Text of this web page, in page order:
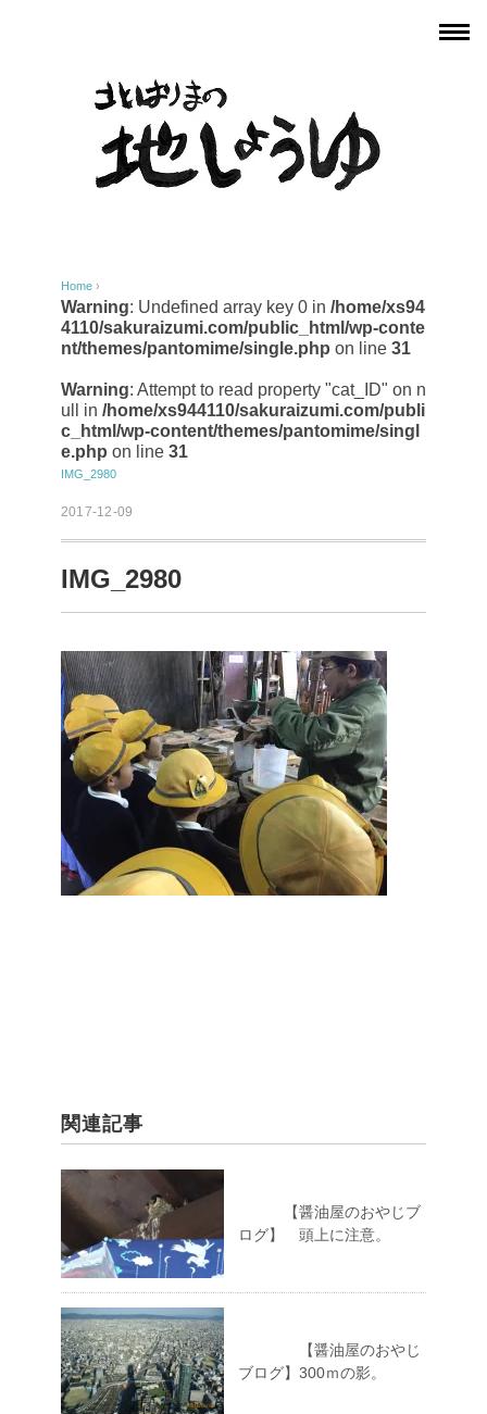
Home ›
Warning: Undefined array key 0 in /home/xs94
4110/sakuraizumi.com/public_html/wp-conte
nt/themes/pantomime/single.php on line 31
Warning: Attempt to read property "cat_ID" on n
ull in /home/xs944110/sakuraizumi.com/publi
c_html/wp-content/themes/pantomime/singl
e.php on line 31
IMG_2980
2017-12-09
IMG_2980
関連記事
【醤油屋のおやじブ
ログ】 頭上に注意。
【醤油屋のおやじ
ブログ】300ｍの影。